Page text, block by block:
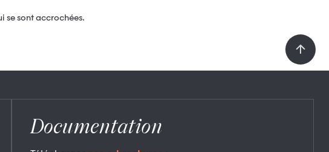
se sont accrochées.
Documentation